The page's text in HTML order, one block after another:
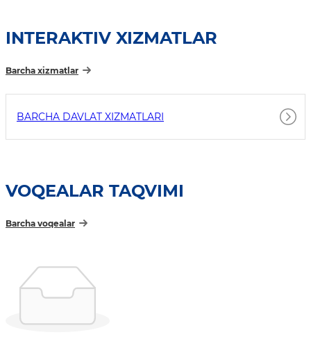
INTERAKTIV XIZMATLAR
Barcha xizmatlar
BARCHA DAVLAT XIZMATLARI
VOQEALAR TAQVIMI
Barcha voqealar